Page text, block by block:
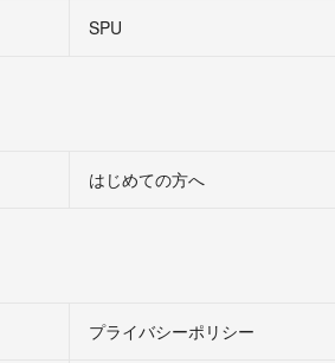
SPU
はじめての方へ
プライバシーポリシー